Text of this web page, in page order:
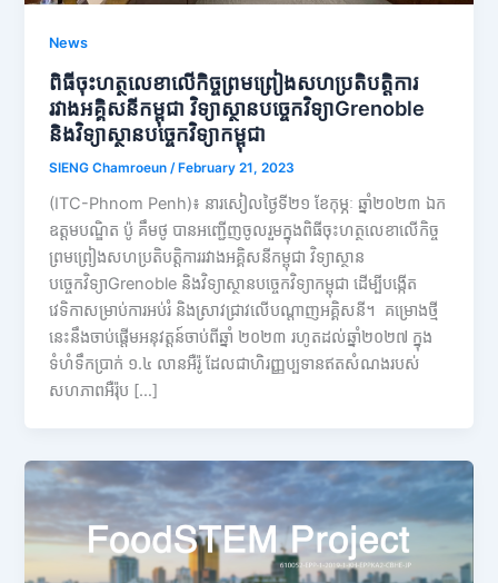
News
ពិធីចុះហត្ថលេខាលើកិច្ចព្រមព្រៀងសហប្រតិបត្តិការ
រវាងអគ្គិសនីកម្ពុជា វិទ្យាស្ថានបច្ចេកវិទ្យាGrenoble
និងវិទ្យាស្ថានបច្ចេកវិទ្យាកម្ពុជា
SIENG Chamroeun /February 21, 2023
(ITC-Phnom Penh)៖ នារសៀលថ្ងៃទី២១ ខែកុម្ភៈ ឆ្នាំ២០២៣ ឯក
ឧត្តមបណ្ឌិត ប៉ូ គឹមថូ បានអញ្ជើញចូលរួមក្នុងពិធីចុះហត្ថលេខាលើកិច្ច
ព្រមព្រៀងសហប្រតិបត្តិការរវាងអគ្គិសនីកម្ពុជា វិទ្យាស្ថាន
បច្ចេកវិទ្យាGrenoble និងវិទ្យាស្ថានបច្ចេកវិទ្យាកម្ពុជា ដើម្បីបង្កើត
វេទិកាសម្រាប់ការអប់រំ និងស្រាវជ្រាវលើបណ្តាញអគ្គិសនី។ គម្រោងថ្មី
នេះនឹងចាប់ផ្តើមអនុវត្តន៍ចាប់ពីឆ្នាំ ២០២៣ រហូតដល់ឆ្នាំ២០២៧ ក្នុង
ទំហំទឹកប្រាក់ ១.៤ លានអឺរ៉ូ ដែលជាហិរញ្ញប្បទានឥតសំណងរបស់
សហភាពអឺរ៉ុប […]